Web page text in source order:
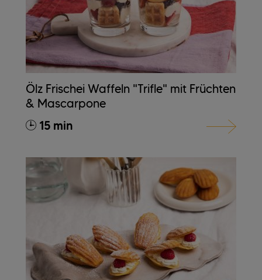
Ölz Frischei Waffeln "Trifle" mit Früchten
& Mascarpone
15 min